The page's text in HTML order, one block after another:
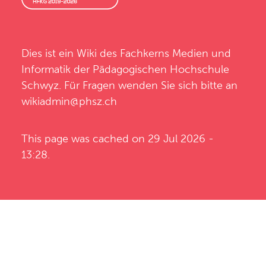
Dies ist ein Wiki des Fachkerns Medien und
Informatik der Pädagogischen Hochschule
Schwyz . Für Fragen wenden Sie sich bitte an
wikiadmin@phsz.ch
This page was cached on 29 Jul 2026 -
13:28.